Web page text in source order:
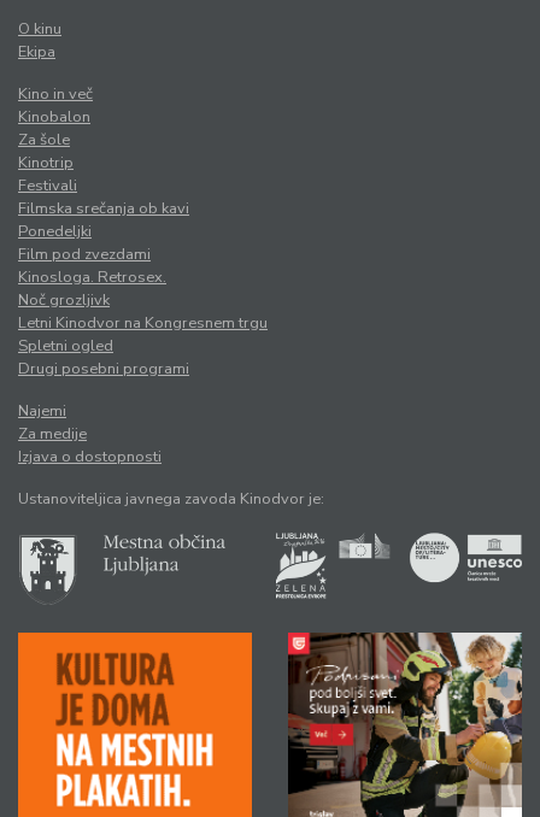
O kinu
Ekipa
Kino in več
Kinobalon
Za šole
Kinotrip
Festivali
Filmska srečanja ob kavi
Ponedeljki
Film pod zvezdami
Kinosloga. Retrosex.
Noč grozljivk
Letni Kinodvor na Kongresnem trgu
Spletni ogled
Drugi posebni programi
Najemi
Za medije
Izjava o dostopnosti
Ustanoviteljica javnega zavoda Kinodvor je: